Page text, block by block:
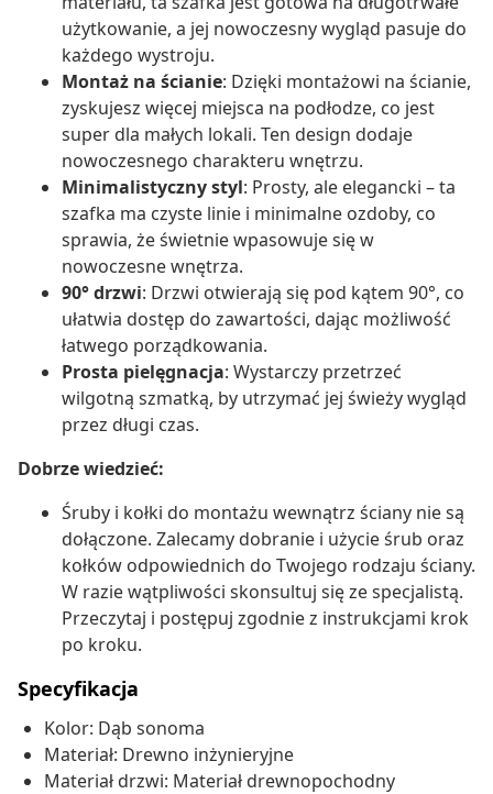
użytkowanie, a jej nowoczesny wygląd pasuje do
każdego wystroju.
Montaż na ścianie: Dzięki montażowi na ścianie,
zyskujesz więcej miejsca na podłodze, co jest
super dla małych lokali. Ten design dodaje
nowoczesnego charakteru wnętrzu.
Minimalistyczny styl: Prosty, ale elegancki – ta
szafka ma czyste linie i minimalne ozdoby, co
sprawia, że świetnie wpasowuje się w
nowoczesne wnętrza.
90° drzwi: Drzwi otwierają się pod kątem 90°, co
ułatwia dostęp do zawartości, dając możliwość
łatwego porządkowania.
Prosta pielęgnacja: Wystarczy przetrzeć
wilgotną szmatką, by utrzymać jej świeży wygląd
przez długi czas.
Dobrze wiedzieć:
Śruby i kołki do montażu wewnątrz ściany nie są
dołączone. Zalecamy dobranie i użycie śrub oraz
kołków odpowiednich do Twojego rodzaju ściany.
W razie wątpliwości skonsultuj się ze specjalistą.
Przeczytaj i postępuj zgodnie z instrukcjami krok
po kroku.
Specyfikacja
Kolor: Dąb sonoma
Materiał: Drewno inżynieryjne
Materiał drzwi: Materiał drewnopochodny